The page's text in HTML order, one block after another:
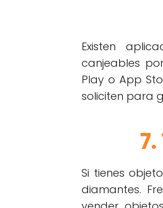
Existen
canjeables
Play o App
soliciten para
Si tienes
diamantes.